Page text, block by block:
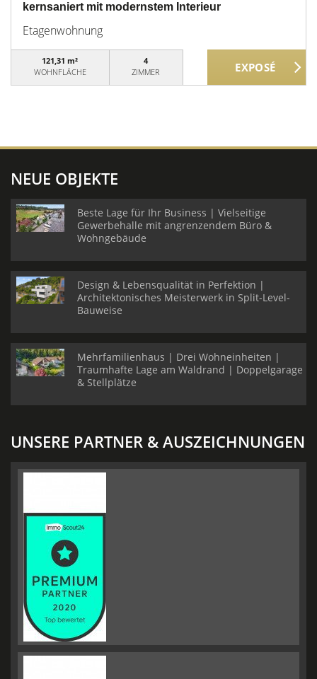
kernsaniert mit modernstem Interieur
Etagenwohnung
121,31 m²
WOHNFLÄCHE
4
ZIMMER
NEUE OBJEKTE
Beste Lage für Ihr Business | Vielseitige
Gewerbehalle mit angrenzendem Büro &
Wohngebäude
Design & Lebensqualität in Perfektion |
Architektonisches Meisterwerk in Split-Level-
Bauweise
Mehrfamilienhaus | Drei Wohneinheiten |
Traumhafte Lage am Waldrand | Doppelgarage
& Stellplätze
UNSERE PARTNER & AUSZEICHNUNGEN